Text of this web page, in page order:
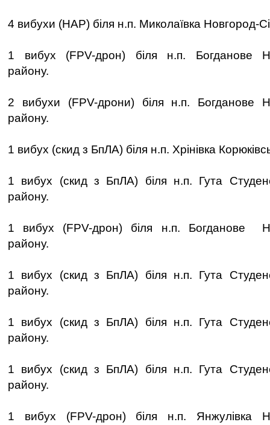
4 вибухи (НАР) біля н.п. Миколаївка Новгород-
1 вибух (FPV-дрон) біля н.п. Богданове
району.
2 вибухи (FPV-дрони) біля н.п. Богданове
району.
1 вибух (скид з БпЛА) біля н.п. Хрінівка
1 вибух (скид з БпЛА) біля н.п. Гута
району.
1 вибух (FPV-дрон) біля н.п. Богданове
району.
1 вибух (скид з БпЛА) біля н.п. Гута
району.
1 вибух (скид з БпЛА) біля н.п. Гута
району.
1 вибух (скид з БпЛА) біля н.п. Гута
району.
1 вибух (FPV-дрон) біля н.п. Янжулівка